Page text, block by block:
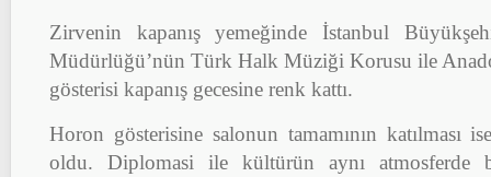
Zirvenin kapanış yemeğinde İstanbul
Müdürlüğü’nün Türk Halk Müziği Korusu ile
gösterisi kapanış gecesine renk kattı.
Horon gösterisine salonun tamamının katılması
oldu. Diplomasi ile kültürün aynı atmosferde